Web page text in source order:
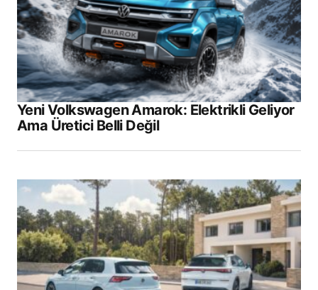
Yeni Volkswagen Amarok: Elektrikli Geliyor
Ama Üretici Belli Değil